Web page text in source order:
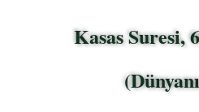
Kasas Suresi,